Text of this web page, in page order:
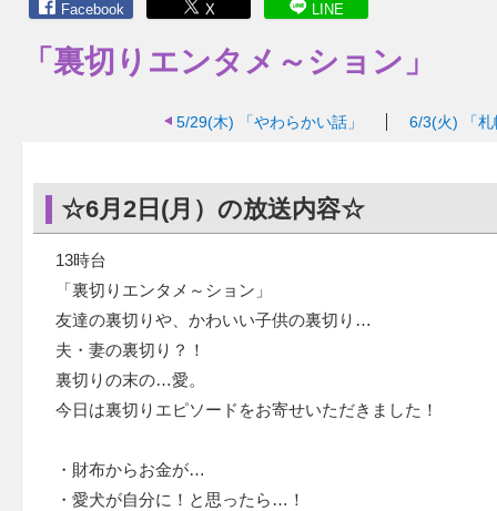
Facebook X LINE
「裏切りエンタメ～ション」
5/29(木) 「やわらかい話」 6/3(火) 「
☆6月2日(月）の放送内容☆
13時台
「裏切りエンタメ～ション」
友達の裏切りや、かわいい子供の裏切り…
夫・妻の裏切り？！
裏切りの末の…愛。
今日は裏切りエピソードをお寄せいただきました！
・財布からお金が…
・愛犬が自分に！と思ったら…！